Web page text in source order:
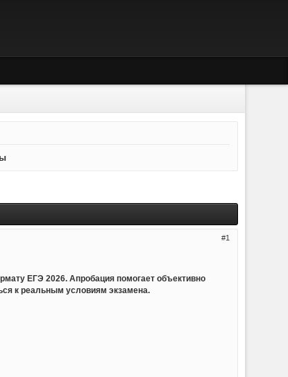
1
ЕГЭ 2026. Апробация помогает объективно
к реальным условиям экзамена.